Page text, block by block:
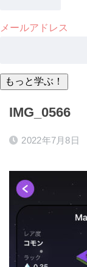
メールアドレス
IMG_0566
2022年7月8日